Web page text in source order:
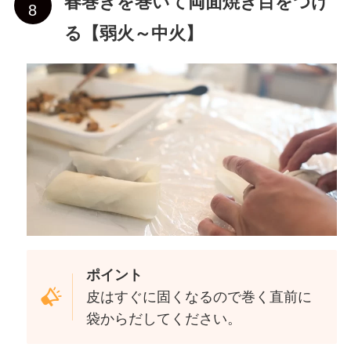
る【弱火～中火】
ポイント
皮はすぐに固くなるので巻く直前に
袋からだしてください。